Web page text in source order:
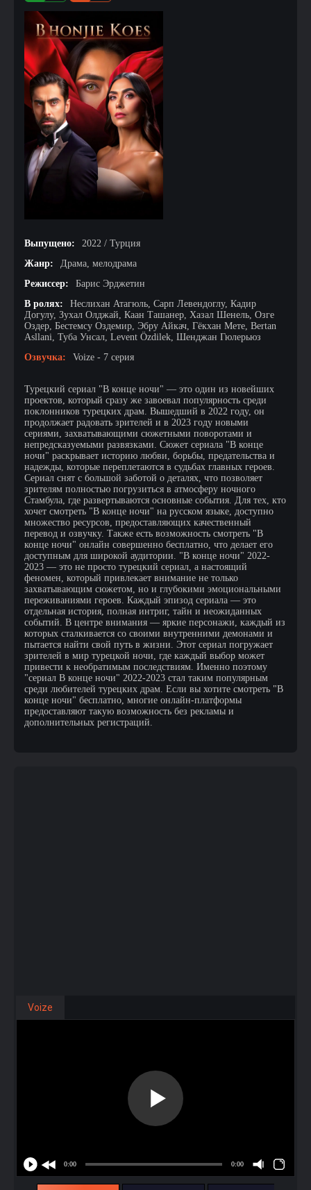
Выпущено:
2022 / Турция
Жанр:
Драма, мелодрама
Режиссер:
Барис Эрджетин
В ролях:
Неслихан Атагюль, Сарп Левендоглу, Кадир
Догулу, Зухал Олджай, Каан Ташанер, Хазал Шенель, Озге
Оздер, Бестемсу Оздемир, Эбру Айкач, Гёкхан Мете, Bertan
Asllani, Туба Унсал, Levent Özdilek, Шенджан Гюлерьюз
Озвучка:
Voize - 7 серия
Турецкий сериал "В конце ночи" — это один из новейших
проектов, который сразу же завоевал популярность среди
поклонников турецких драм. Вышедший в 2022 году, он
продолжает радовать зрителей и в 2023 году новыми
сериями, захватывающими сюжетными поворотами и
непредсказуемыми развязками. Сюжет сериала "В конце
ночи" раскрывает историю любви, борьбы, предательства и
надежды, которые переплетаются в судьбах главных героев.
Сериал снят с большой заботой о деталях, что позволяет
зрителям полностью погрузиться в атмосферу ночного
Стамбула, где развертываются основные события. Для тех, кто
хочет смотреть "В конце ночи" на русском языке, доступно
множество ресурсов, предоставляющих качественный
перевод и озвучку. Также есть возможность смотреть "В
конце ночи" онлайн совершенно бесплатно, что делает его
доступным для широкой аудитории. "В конце ночи" 2022-
2023 — это не просто турецкий сериал, а настоящий
феномен, который привлекает внимание не только
захватывающим сюжетом, но и глубокими эмоциональными
переживаниями героев. Каждый эпизод сериала — это
отдельная история, полная интриг, тайн и неожиданных
событий. В центре внимания — яркие персонажи, каждый из
которых сталкивается со своими внутренними демонами и
пытается найти свой путь в жизни. Этот сериал погружает
зрителей в мир турецкой ночи, где каждый выбор может
привести к необратимым последствиям. Именно поэтому
"сериал В конце ночи" 2022-2023 стал таким популярным
среди любителей турецких драм. Если вы хотите смотреть "В
конце ночи" бесплатно, многие онлайн-платформы
предоставляют такую возможность без рекламы и
дополнительных регистраций.
Voize